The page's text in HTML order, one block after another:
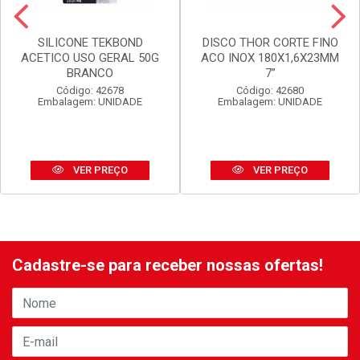
SILICONE TEKBOND
ACETICO USO GERAL 50G
BRANCO
Código: 42678
Embalagem: UNIDADE
VER PREÇO
DISCO THOR CORTE FINO
ACO INOX 180X1,6X23MM
7”
Código: 42680
Embalagem: UNIDADE
VER PREÇO
Cadastre-se para receber nossas ofertas!